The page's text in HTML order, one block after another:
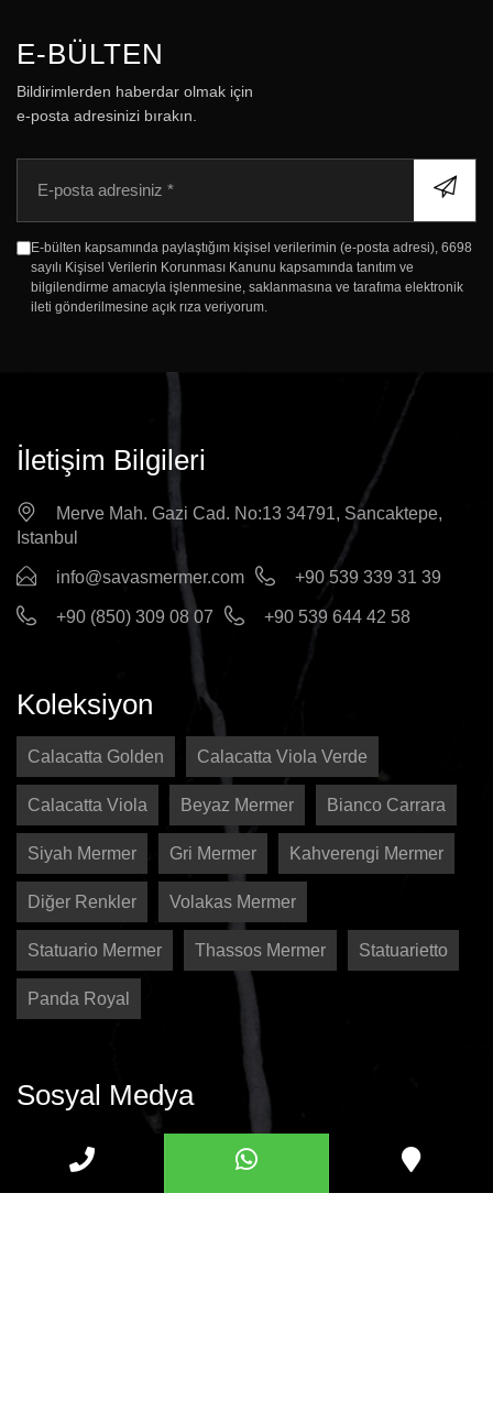
E-BÜLTEN
Bildirimlerden haberdar olmak için
e-posta adresinizi bırakın.
o E-bülten kapsamında paylaştığım kişisel verilerimin (e-posta adresi), 6698
sayılı Kişisel Verilerin Korunması Kanunu kapsamında tanıtım ve
bilgilendirme amacıyla işlenmesine, saklanmasına ve tarafıma elektronik
ileti gönderilmesine açık rıza veriyorum.
İletişim Bilgileri
Merve Mah. Gazi Cad. No:13 34791, Sancaktepe,
Istanbul
info@savasmermer.com +90 539 339 31 39
+90 (850) 309 08 07 +90 539 644 42 58
Koleksiyon
Calacatta Golden Calacatta Viola Verde
Calacatta Viola Beyaz Mermer Bianco Carrara
Siyah Mermer Gri Mermer Kahverengi Mermer
Diğer Renkler Volakas Mermer
Statuario Mermer Thassos Mermer Statuarietto
Panda Royal
Sosyal Medya